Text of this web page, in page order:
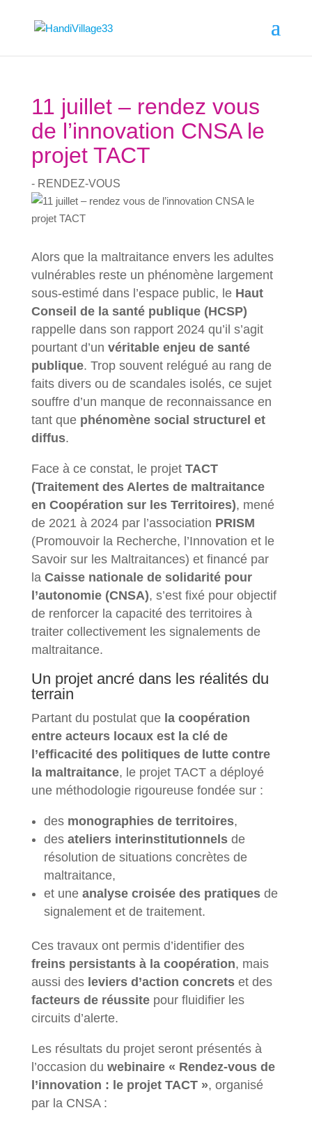
11 juillet – rendez vous
de l’innovation CNSA le
projet TACT
- RENDEZ-VOUS
Alors que la maltraitance envers les adultes
vulnérables reste un phénomène largement
sous-estimé dans l’espace public, le Haut
Conseil de la santé publique (HCSP)
rappelle dans son rapport 2024 qu’il s’agit
pourtant d’un véritable enjeu de santé
publique. Trop souvent relégué au rang de
faits divers ou de scandales isolés, ce sujet
souffre d’un manque de reconnaissance en
tant que phénomène social structurel et
diffus.
Face à ce constat, le projet TACT
(Traitement des Alertes de maltraitance
en Coopération sur les Territoires), mené
de 2021 à 2024 par l’association PRISM
(Promouvoir la Recherche, l’Innovation et le
Savoir sur les Maltraitances) et financé par
la Caisse nationale de solidarité pour
l’autonomie (CNSA), s’est fixé pour objectif
de renforcer la capacité des territoires à
traiter collectivement les signalements de
maltraitance.
Un projet ancré dans les réalités du
terrain
Partant du postulat que la coopération
entre acteurs locaux est la clé de
l’efficacité des politiques de lutte contre
la maltraitance, le projet TACT a déployé
une méthodologie rigoureuse fondée sur :
des monographies de territoires,
des ateliers interinstitutionnelsde
résolution de situations concrètes de
maltraitance,
et une analyse croisée des pratiquesde
signalement et de traitement.
Ces travaux ont permis d’identifier des
freins persistants à la coopération, mais
aussi des leviers d’action concretset des
facteurs de réussitepour fluidifier les
circuits d’alerte.
Les résultats du projet seront présentés à
l’occasion du webinaire « Rendez-vous de
l’innovation : le projet TACT », organisé
par la CNSA :